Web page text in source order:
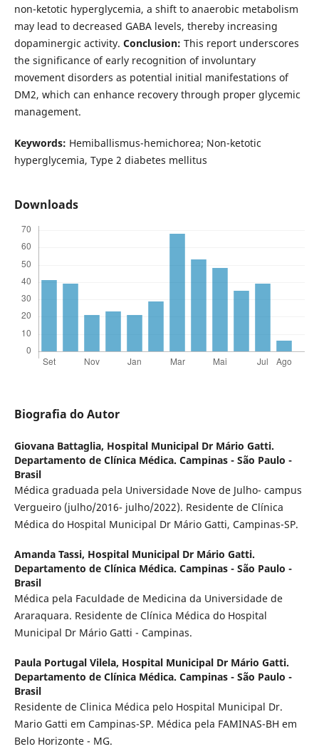
non-ketotic hyperglycemia, a shift to anaerobic metabolism
may lead to decreased GABA levels, thereby increasing
dopaminergic activity. Conclusion: This report underscores
the significance of early recognition of involuntary
movement disorders as potential initial manifestations of
DM2, which can enhance recovery through proper glycemic
management.
Keywords: Hemiballismus-hemichorea; Non-ketotic
hyperglycemia, Type 2 diabetes mellitus
Downloads
Biografia do Autor
Giovana Battaglia, Hospital Municipal Dr Mário Gatti.
Departamento de Clínica Médica. Campinas - São Paulo -
Brasil
Médica graduada pela Universidade Nove de Julho- campus
Vergueiro (julho/2016- julho/2022). Residente de Clínica
Médica do Hospital Municipal Dr Mário Gatti, Campinas-SP.
Amanda Tassi, Hospital Municipal Dr Mário Gatti.
Departamento de Clínica Médica. Campinas - São Paulo -
Brasil
Médica pela Faculdade de Medicina da Universidade de
Araraquara. Residente de Clínica Médica do Hospital
Municipal Dr Mário Gatti - Campinas.
Paula Portugal Vilela, Hospital Municipal Dr Mário Gatti.
Departamento de Clínica Médica. Campinas - São Paulo -
Brasil
Residente de Clinica Médica pelo Hospital Municipal Dr.
Mario Gatti em Campinas-SP. Médica pela FAMINAS-BH em
Belo Horizonte - MG.